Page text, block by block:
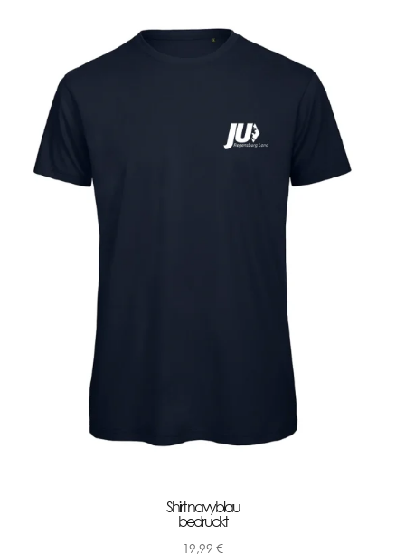
Shirt navyblau
bedruckt
19,99 €